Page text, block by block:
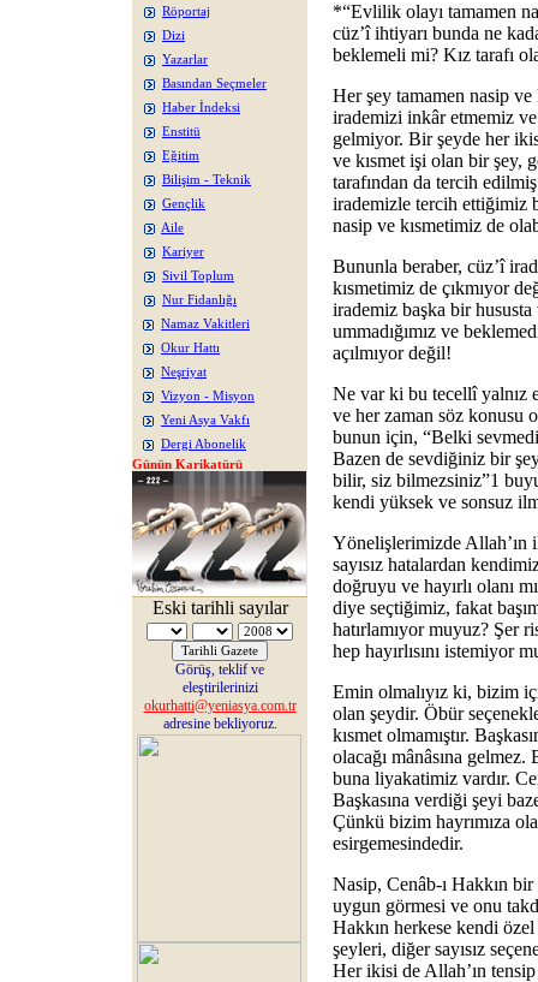
Röportaj
Dizi
Yazarlar
Basından Seçmeler
Haber İndeksi
Enstitü
Eğitim
Bilişim - Teknik
Gençlik
Aile
Kariyer
Sivil Toplum
Nur Fidanlığı
Namaz Vakitleri
Okur Hattı
Neşriyat
Vizyon - Misyon
Yeni Asya Vakfı
Dergi Abonelik
Günün Karikatürü
Eski tarihli sayılar
Görüş, teklif ve
eleştirilerinizi
okurhatti@yeniasya.com.tr
adresine bekliyoruz.
*“Evlilik olayı tamamen
cüz’î ihtiyarı bunda ne
beklemeli mi? Kız tarafı
Her şey tamamen nasip ve
irademizi inkâr etmemiz ve
gelmiyor. Bir şeyde her
ve kısmet işi olan bir şey,
tarafından da tercih
irademizle tercih ettiğimiz
nasip ve kısmetimiz de
Bununla beraber, cüz’î
kısmetimiz de çıkmıyor
irademiz başka bir
ummadığımız ve
açılmıyor değil!
Ne var ki bu tecellî yalnız
ve her zaman söz konusu
bunun için, “Belki
Bazen de sevdiğiniz bir
bilir, siz bilmezsiniz”1
kendi yüksek ve sonsuz
Yönelişlerimizde Allah’ın
sayısız hatalardan
doğruyu ve hayırlı olanı
diye seçtiğimiz, fakat
hatırlamıyor muyuz? Şer
hep hayırlısını istemiyor
Emin olmalıyız ki, bizim
olan şeydir. Öbür
kısmet olmamıştır.
olacağı mânâsına
buna liyakatimiz vardır.
Başkasına verdiği şeyi
Çünkü bizim hayrımıza
esirgemesindedir.
Nasip, Cenâb-ı Hakkın
uygun görmesi ve onu
Hakkın herkese kendi
şeyleri, diğer sayısız
Her ikisi de Allah’ın